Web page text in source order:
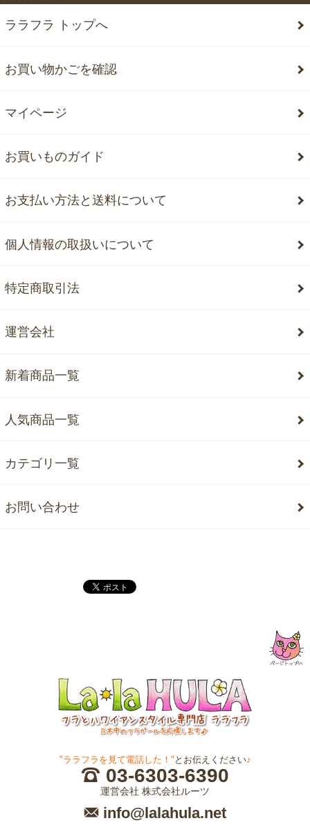
ララフラ トップへ
お買い物かごを確認
マイページ
お買いものガイド
お支払い方法と送料について
個人情報の取扱いについて
特定商取引法
運営会社
新着商品一覧
人気商品一覧
カテゴリ一覧
お問い合わせ
"ララフラを見て電話した！" とお伝えください♪
03-6303-6390
運営会社 株式会社ルーツ
info@lalahula.net